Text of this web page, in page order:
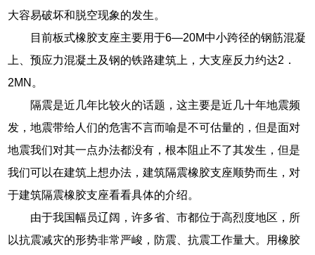
大容易破坏和脱空现象的发生。
目前板式橡胶支座主要用于6—20M中小跨径的钢筋混凝
上、预应力混凝土及钢的铁路建筑上，大支座反力约达2．
2MN。
隔震是近几年比较火的话题，这主要是近几十年地震频
发，地震带给人们的危害不言而喻是不可估量的，但是面对
地震我们对其一点办法都没有，根本阻止不了其发生，但是
我们可以在建筑上想办法，建筑隔震橡胶支座顺势而生，对
于建筑隔震橡胶支座看看具体的介绍。
由于我国幅员辽阔，许多省、市都位于高烈度地区，所
以抗震减灾的形势非常严峻，防震、抗震工作量大。用橡胶